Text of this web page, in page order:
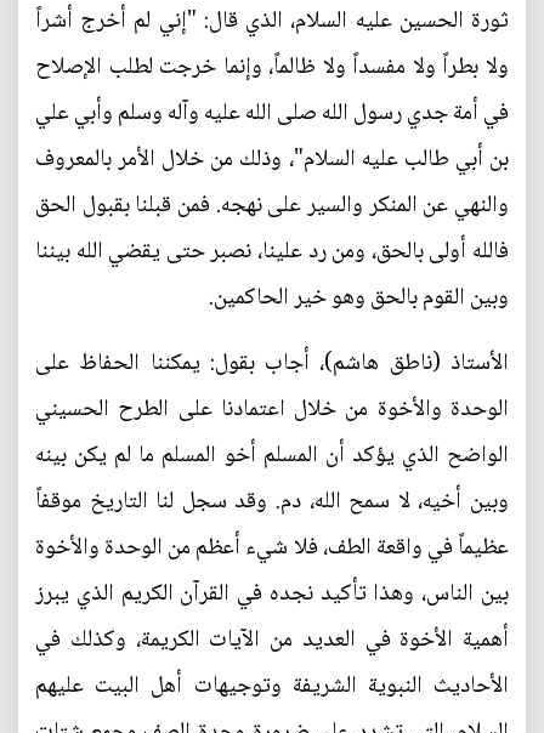
ثورة الحسين عليه السلام، الذي قال: "إني لم أخرج أشراً
ولا بطراً ولا مفسداً ولا ظالماً، وإنما خرجت لطلب الإصلاح
في أمة جدي رسول الله صلى الله عليه وآله وسلم وأبي علي
بن أبي طالب عليه السلام"، وذلك من خلال الأمر بالمعروف
والنهي عن المنكر والسير على نهجه. فمن قبلنا بقبول الحق
فالله أولى بالحق، ومن رد علينا، نصبر حتى يقضي الله بيننا
وبين القوم بالحق وهو خير الحاكمين.
الأستاذ (ناطق هاشم)، أجاب بقول: يمكننا الحفاظ على
الوحدة والأخوة من خلال اعتمادنا على الطرح الحسيني
الواضح الذي يؤكد أن المسلم أخو المسلم ما لم يكن بينه
وبين أخيه، لا سمح الله، دم. وقد سجل لنا التاريخ موقفاً
عظيماً في واقعة الطف، فلا شيء أعظم من الوحدة والأخوة
بين الناس، وهذا تأكيد نجده في القرآن الكريم الذي يبرز
أهمية الأخوة في العديد من الآيات الكريمة، وكذلك في
الأحاديث النبوية الشريفة وتوجيهات أهل البيت عليهم